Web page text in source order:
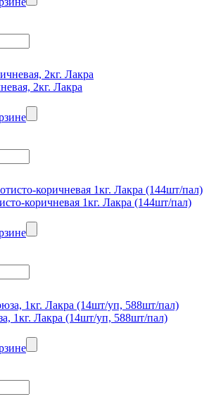
2кг. Лакра
коричневая 1кг. Лакра (144шт/пал)
1кг. Лакра (14шт/уп, 588шт/пал)